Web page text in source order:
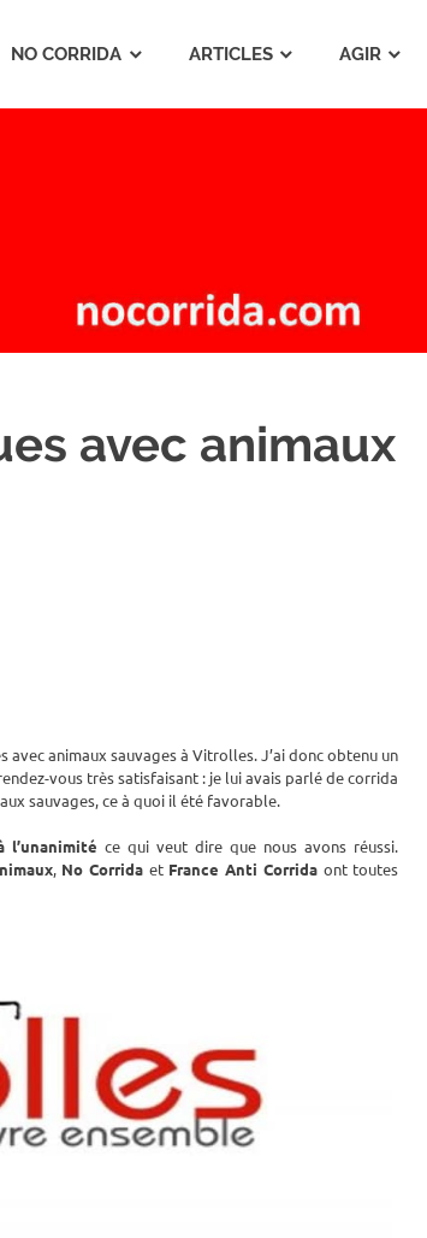
NO CORRIDA ARTICLES AGIR
avec animaux
animaux sauvages à Vitrolles. J’ai donc obtenu un
vous très satisfaisant : je lui avais parlé de corrida
sauvages, ce à quoi il été favorable.
ce qui veut dire que nous avons réussi.
, No Corrida et France Anti Corridaont toutes